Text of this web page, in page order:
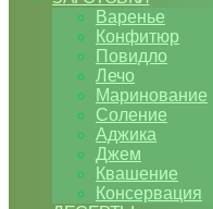
Варенье
Конфитюр
Повидло
Лечо
Маринование
Соление
Аджика
Джем
Квашение
Консервация